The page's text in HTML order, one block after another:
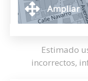
Ampliar
Estimado
incorrectos,